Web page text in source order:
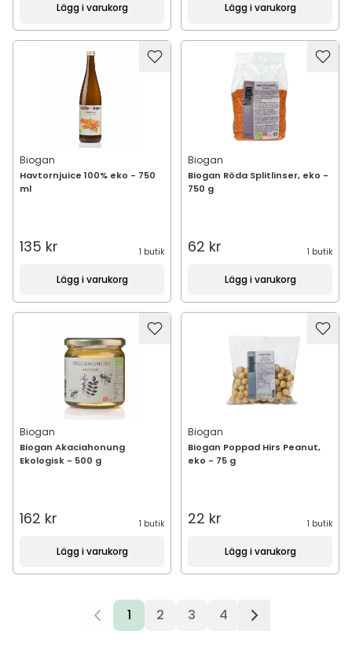
Lägg i varukorg Lägg i varukorg
Biogan
Havtornjuice 100% eko - 750
ml
135 kr 1 butik
Lägg i varukorg
Biogan
Biogan Röda Splitlinser, eko -
750 g
62 kr 1 butik
Lägg i varukorg
Biogan
Biogan Akaciahonung
Ekologisk - 500 g
162 kr 1 butik
Lägg i varukorg
Biogan
Biogan Poppad Hirs Peanut,
eko - 75 g
22 kr 1 butik
Lägg i varukorg
1 2 3 4